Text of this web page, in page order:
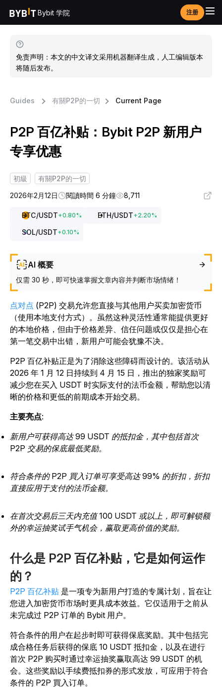
Bybit 学院 注册
免责声明：本文的中文译文采用机器翻译生成，人工编辑版本
将随后发布。
Guides 有關P2P的一切 Current Page
P2P 百亿补贴：Bybit P2P 新用户
专享优惠
初級
有關P2P的一切
2026年2月12日
閱讀時間 6 分鐘 8,711
BTC/USDT+0.80% ETH/USDT+2.20%
SOL/USDT+0.10%
AI 概要
仅需 30 秒，即可快速掌握文章内容并判断市场情绪！
点对点 (P2P) 交易允许您直接与其他用户买卖加密货币
（使用本地支付方式）。虽然这种灵活性通常能提供更好
的本地价格，但由于价格差异、信任问题或仅仅是担心在
第一笔交易中出错，新用户可能会犹豫不决。
P2P 百亿补贴正是为了消除这些障碍而设计的。该活动从
2026 年 1 月 12 日持续到 4 月 15 日，推出的独家奖励可
减少您在买入 USDT 时实际支付的法币金额，帮助您以清
晰的价格和更低的前期成本开始交易。
主要亮点:
新用户可获得高达 99 USDT 的抵扣金，其中包括首次
P2P 交易的保底最低奖励。
符合条件的 P2P 買入订单可享受高达 99% 的折扣，折扣
直接应用于支付的法币金额。
在首次交易后三天内充值 100 USDT 或以上，即可解锁额
外的幸运抽奖试手气机会，赢取更高价值的奖励。
什么是 P2P 百亿补贴，它是如何运作
的？
P2P 百亿补贴 是一项专为新用户打造的专属计划，旨在让
您进入加密货币市场时更具成本效益。它仅适用于之前从
未完成过 P2P 订单的 Bybit 用户。
符合条件的用户在起步时即可获得保底奖励。其中包括完
成合格任务后获得的保底 10 USDT 抵扣金，以及在进行
首次 P2P 购买时通过幸运抽奖赢取高达 99 USDT 的机
会。这些奖励以手续费抵扣券的形式发放，可应用于符合
条件的 P2P 買入订单。